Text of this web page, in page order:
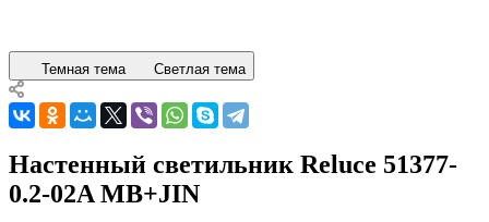
Темная тема Светлая тема
Настенный светильник Reluce 51377-
0.2-02A MB+JIN